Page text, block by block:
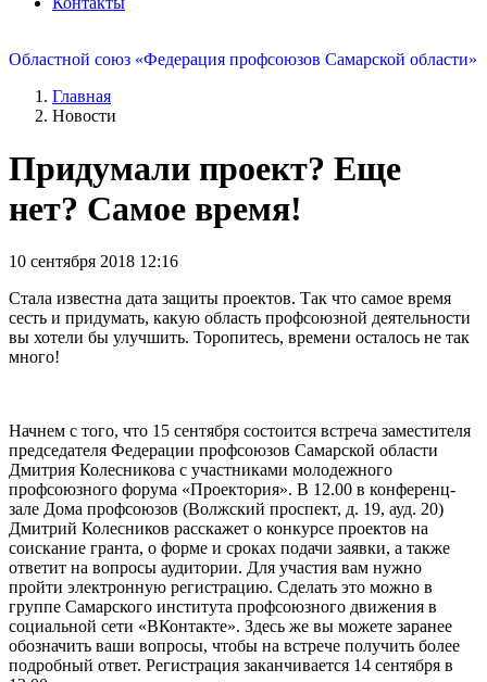
Областной союз «Федерация профсоюзов Самарской области»
Главная
Новости
Придумали проект? Еще
нет? Самое время!
10 сентября 2018 12:16
Стала известна дата защиты проектов. Так что самое время
сесть и придумать, какую область профсоюзной деятельности
вы хотели бы улучшить. Торопитесь, времени осталось не так
много!
Начнем с того, что 15 сентября состоится встреча заместителя
председателя Федерации профсоюзов Самарской области
Дмитрия Колесникова с участниками молодежного
профсоюзного форума «Проектория». В 12.00 в конференц-
зале Дома профсоюзов (Волжский проспект, д. 19, ауд. 20)
Дмитрий Колесников расскажет о конкурсе проектов на
соискание гранта, о форме и сроках подачи заявки, а также
ответит на вопросы аудитории. Для участия вам нужно
пройти электронную регистрацию. Сделать это можно в
группе Самарского института профсоюзного движения в
социальной сети «ВКонтакте». Здесь же вы можете заранее
обозначить ваши вопросы, чтобы на встрече получить более
подробный ответ. Регистрация заканчивается 14 сентября в